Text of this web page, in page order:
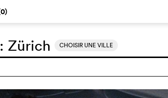
0)
Zürich CHOISIR UNE VILLE